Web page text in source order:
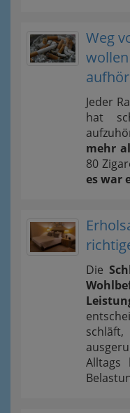
Weg
Jeder
hat
mehr
80
es war
Die
Alltags